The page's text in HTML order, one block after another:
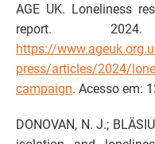
AGE UK. Loneliness
report.
https://
press/articles/2024/
campaign. Acesso em:
DONOVAN, N. J.;